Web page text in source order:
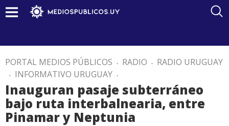
PORTAL MEDIOS PÚBLICOS . RADIO . RADIO URUGUAY
. INFORMATIVO URUGUAY .
Inauguran pasaje subterráneo
bajo ruta interbalnearia, entre
Pinamar y Neptunia